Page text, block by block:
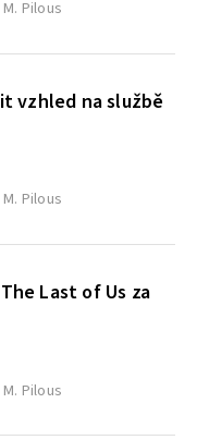
M. Pilous
vzhled na službě
M. Pilous
Last of Us za
M. Pilous